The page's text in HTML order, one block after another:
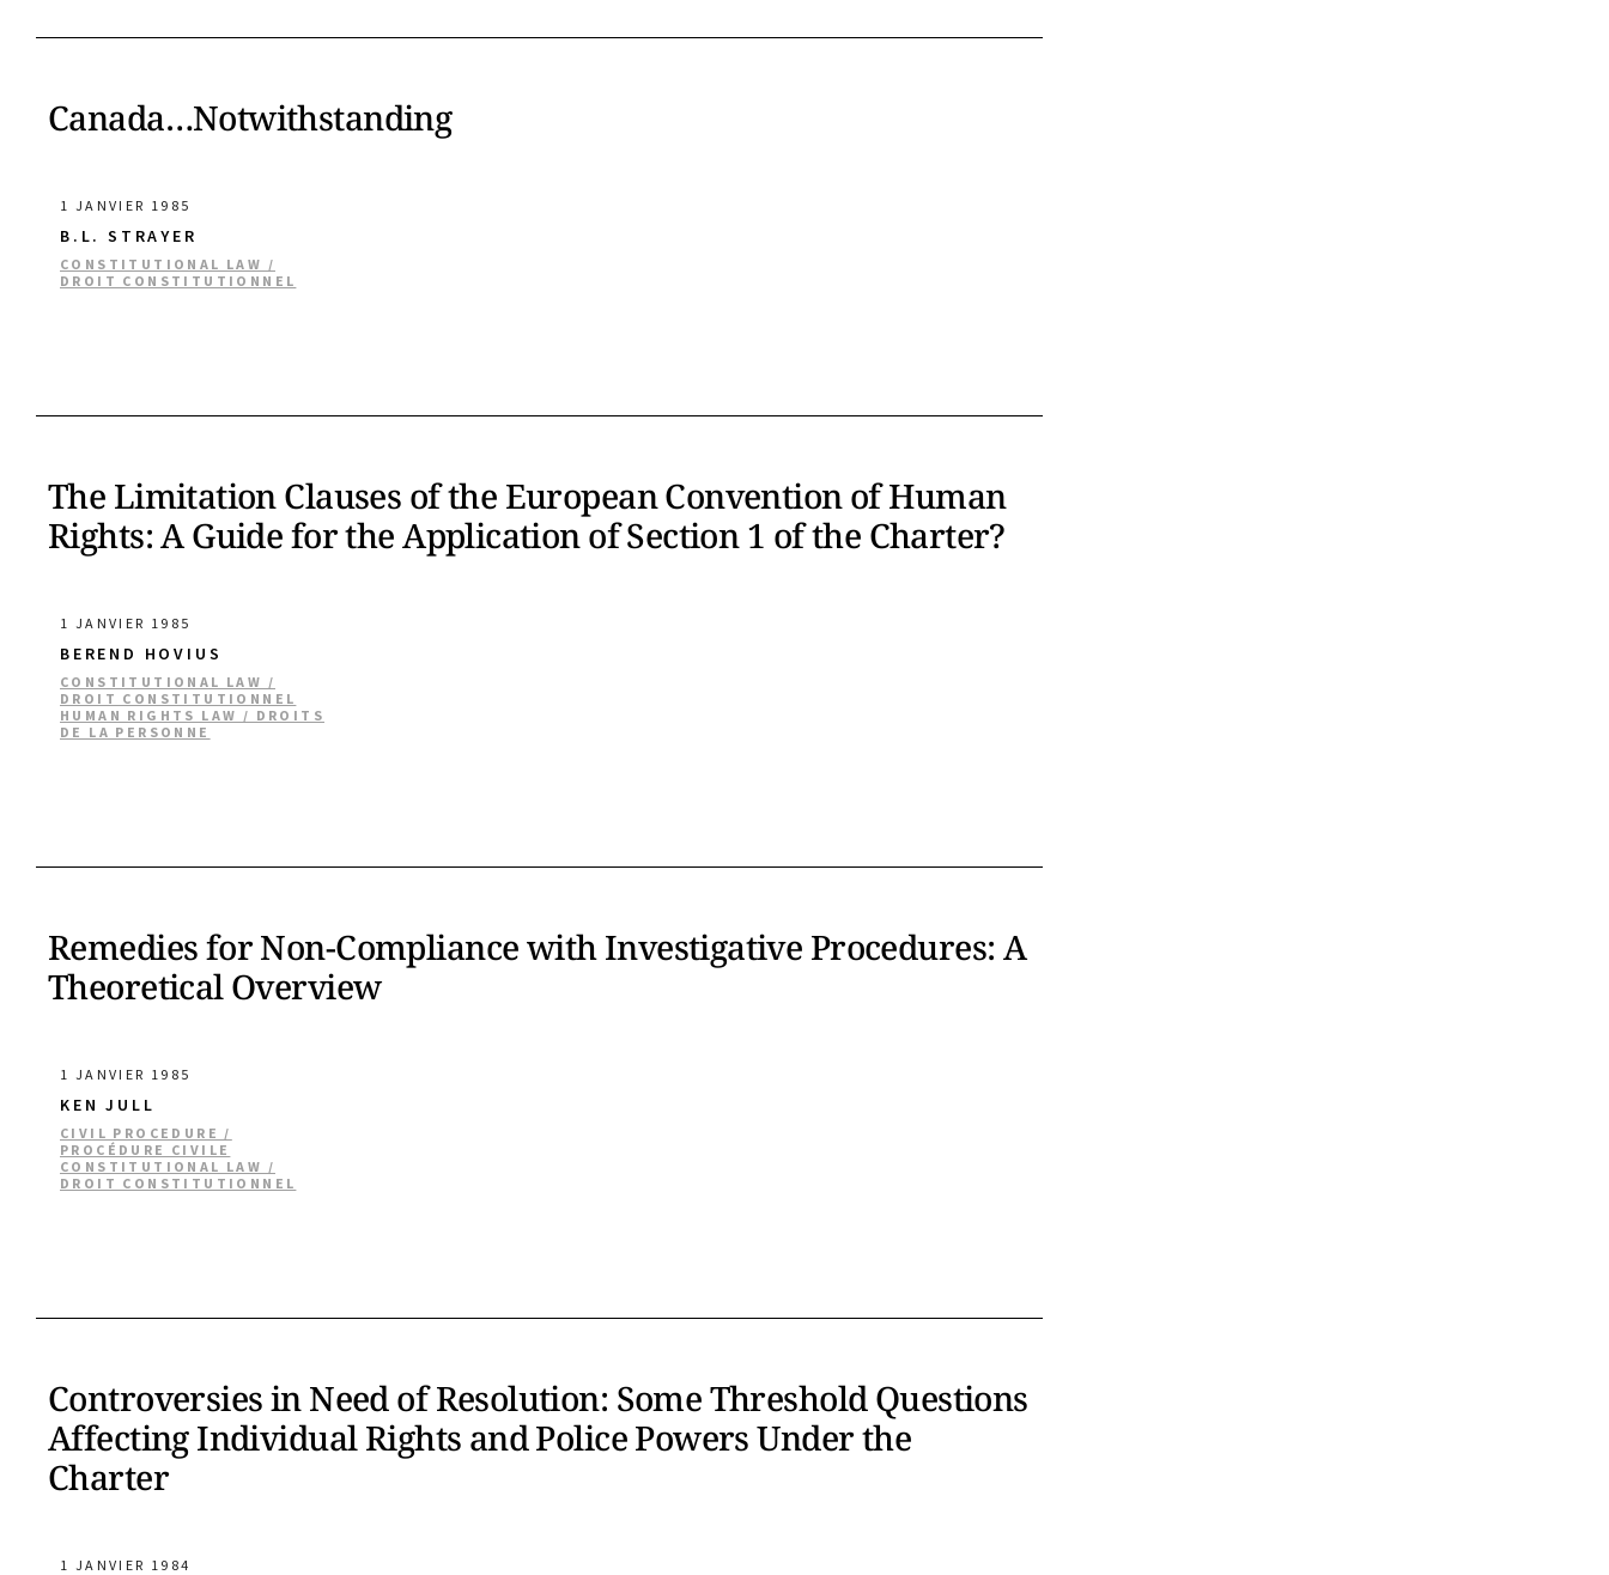
Canada…Notwithstanding
1 JANVIER 1985
B.L. STRAYER
CONSTITUTIONAL LAW /
DROIT CONSTITUTIONNEL
The Limitation Clauses of the European Convention of Human
Rights: A Guide for the Application of Section 1 of the Charter?
1 JANVIER 1985
BEREND HOVIUS
CONSTITUTIONAL LAW /
DROIT CONSTITUTIONNEL
HUMAN RIGHTS LAW / DROITS
DE LA PERSONNE
Remedies for Non-Compliance with Investigative Procedures: A
Theoretical Overview
1 JANVIER 1985
KEN JULL
CIVIL PROCEDURE /
PROCÉDURE CIVILE
CONSTITUTIONAL LAW /
DROIT CONSTITUTIONNEL
Controversies in Need of Resolution: Some Threshold Questions
Affecting Individual Rights and Police Powers Under the
Charter
1 JANVIER 1984